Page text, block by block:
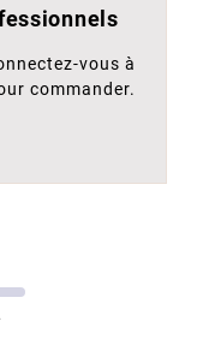
vous à
commander.